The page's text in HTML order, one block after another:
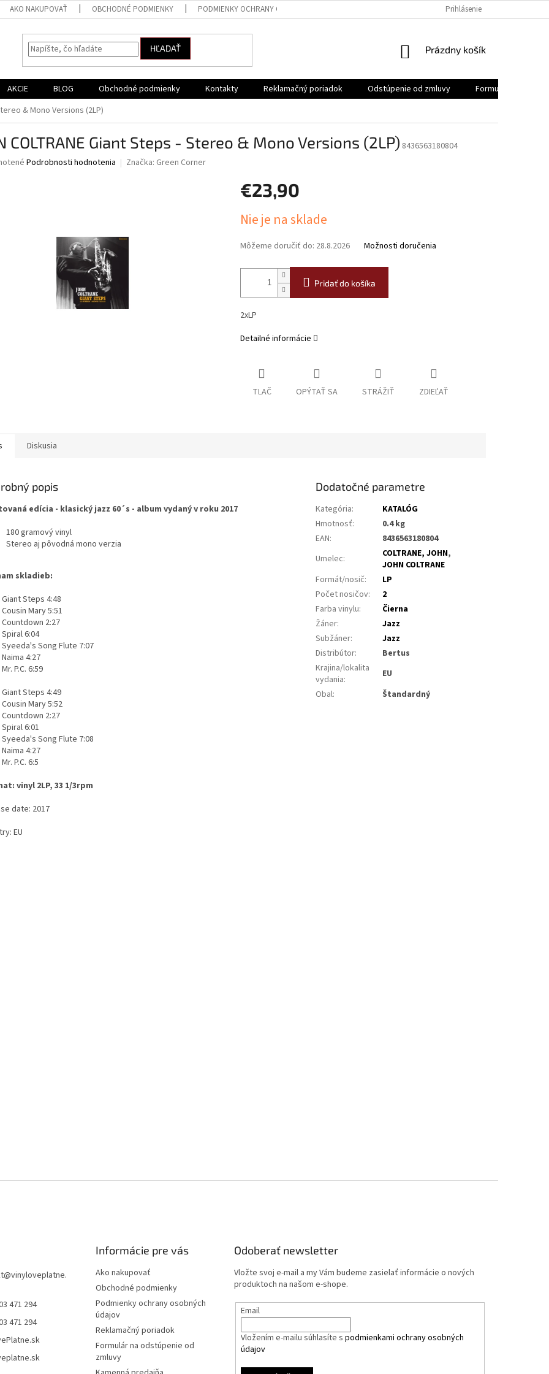
AKO NAKUPOVAŤ OBCHODNÉ PODMIENKY PODMIENKY OCHRANY OSOBNÝCH ÚDAJOV REKLAMAČNÝ PORIADOK FORMULÁR NA
Prihlásenie
HĽADAŤ
NÁKUPNÝ
Prázdny košík
AKCIE BLOG Obchodné podmienky Kontakty Reklamačný poriadok Odstúpenie od zmluvy
Formulár na
& Mono Versions (2LP)
COLTRANE Giant Steps - Stereo & Mono Versions (2LP) 8436563180804
Podrobnosti hodnotenia Značka: Green Corner
€23,90
cena:
Nie je na sklade
Môžeme doručiť do: 28.8.2026 Možnosti doručenia
Pridať do košíka
2xLP
Detailné informácie
TLAČ OPÝTAŤ SA STRÁŽIŤ ZDIEĽAŤ
Diskusia
popis
edícia - klasický jazz 60´s - album vydaný v roku 2017
180 gramový vinyl
Stereo aj pôvodná mono verzia
skladieb:
Giant Steps 4:48
Cousin Mary 5:51
Countdown 2:27
Spiral 6:04
Syeeda's Song Flute 7:07
Naima 4:27
Mr. P.C. 6:59
Giant Steps 4:49
Cousin Mary 5:52
Countdown 2:27
Spiral 6:01
Syeeda's Song Flute 7:08
Naima 4:27
Mr. P.C. 6:5
vinyl 2LP, 33 1/3rpm
date: 2017
EU
Dodatočné parametre
Kategória:
KATALÓG
Hmotnosť:
0.4 kg
EAN:
8436563180804
Umelec: COLTRANE, JOHN,
JOHN COLTRANE
Formát/nosič:
LP
Počet nosičov:
2
Farba vinylu:
Čierna
Žáner:
Jazz
Subžáner:
Jazz
Distribútor:
Bertus
Krajina/lokalita
vydania:
EU
Obal: Štandardný
@vinyloveplatne.
471 294
471 294
Informácie pre vás
Ako nakupovať
Obchodné podmienky
Podmienky ochrany osobných
údajov
Reklamačný poriadok
Formulár na odstúpenie od
zmluvy
Odoberať newsletter
Vložte svoj e-mail a my Vám budeme zasielať informácie o nových
produktoch na našom e-shope.
Email
Vložením e-mailu súhlasíte spodmienkami ochrany osobných
údajov